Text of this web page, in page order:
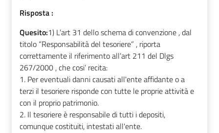
Risposta :
Quesito:1) L’art 31 dello schema di convenzione , dal
titolo “Responsabilità del tesoriere” , riporta
correttamente il riferimento all’art 211 del Dlgs
267/2000 , che cosi’ recita:
1. Per eventuali danni causati all'ente affidante o a
terzi il tesoriere risponde con tutte le proprie attività e
con il proprio patrimonio.
2. Il tesoriere è responsabile di tutti i depositi,
comunque costituiti, intestati all'ente.